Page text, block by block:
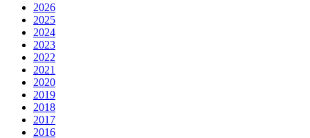
2026
2025
2024
2023
2022
2021
2020
2019
2018
2017
2016